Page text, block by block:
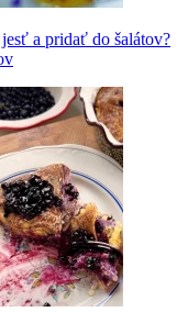
a pridať do šalátov?